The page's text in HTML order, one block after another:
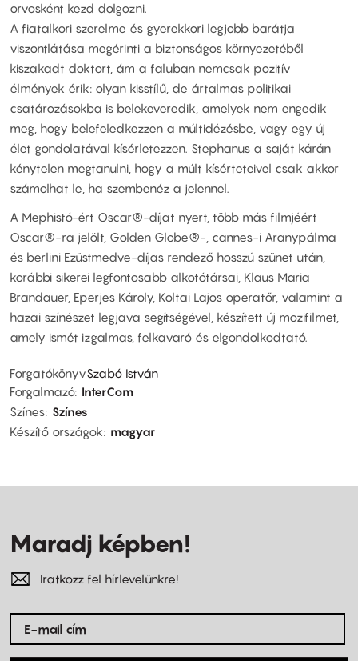
orvosként kezd dolgozni.
A fiatalkori szerelme és gyerekkori legjobb barátja
viszontlátása megérinti a biztonságos környezetéből
kiszakadt doktort, ám a faluban nemcsak pozitív
élmények érik: olyan kisstílű, de ártalmas politikai
csatározásokba is belekeveredik, amelyek nem engedik
meg, hogy belefeledkezzen a múltidézésbe, vagy egy új
élet gondolatával kísérletezzen. Stephanus a saját kárán
kénytelen megtanulni, hogy a múlt kísérteteivel csak akkor
számolhat le, ha szembenéz a jelennel.
A Mephistó-ért Oscar®-díjat nyert, több más filmjéért
Oscar®-ra jelölt, Golden Globe®-, cannes-i Aranypálma
és berlini Ezüstmedve-díjas rendező hosszú szünet után,
korábbi sikerei legfontosabb alkotótársai, Klaus Maria
Brandauer, Eperjes Károly, Koltai Lajos operatőr, valamint a
hazai színészet legjava segítségével, készített új mozifilmet,
amely ismét izgalmas, felkavaró és elgondolkodtató.
ForgatókönyvSzabó István
Forgalmazó InterCom
Színes Színes
Készítő országok
magyar
Maradj képben!
Iratkozz fel hírlevelünkre!